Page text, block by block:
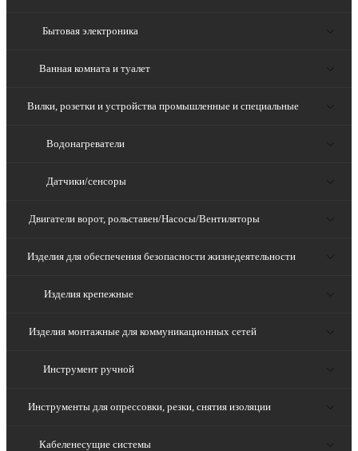
Бытовая электроника
Ванная комната и туалет
Вилки, розетки и устройства промышленные и специальные
Водонагреватели
Датчики/сенсоры
Двигатели ворот, рольставен/Насосы/Вентиляторы
Изделия для обеспечения безопасности жизнедеятельности
Изделия крепежные
Изделия монтажные для коммуникационных сетей
Инструмент ручной
Инструменты для опрессовки, резки, снятия изоляции
Кабеленесущие системы